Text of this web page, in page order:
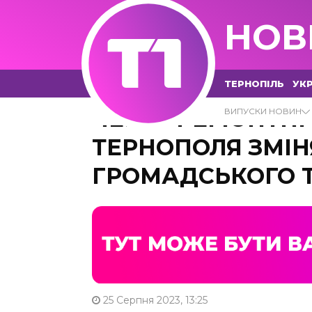
ТЕРНОПІЛЬ
ВИПУСКИ НОВИН
ЧЕРЕЗ
ТЕРНОПОЛЯ
ГРОМАДСЬКОГО
25 Серпня 2023, 13:25